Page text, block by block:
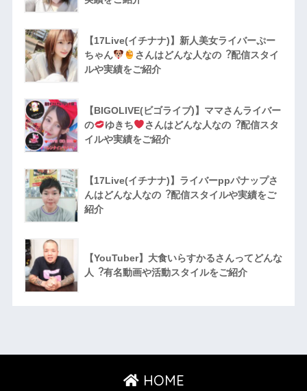
【17Live(イチナナ)】新人美女ライバーぷー
ちゃん
さんはどんな人なの︖配信スタイ
ルや実績をご紹介
【BIGOLIVE(ビゴライブ)】ママさんライバー
の
ゆきち
さんはどんな人なの︖配信スタ
イルや実績をご紹介
【17Live(イチナナ)】ライバーppパナップさ
んはどんな人なの︖配信スタイルや実績をご
紹介
【YouTuber】大食いらすかるさんってどんな
⼈︖有名動画や活動スタイルをご紹介
HOME